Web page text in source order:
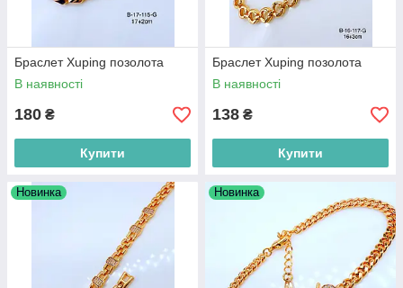
Браслет Xuping позолота
В наявності
180 ₴
Купити
Браслет Xuping позолота
В наявності
138 ₴
Купити
Новинка Новинка